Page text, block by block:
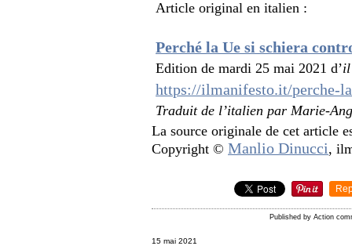
Article original en italien :
Perché la Ue si schiera
Edition de mardi 25 mai 2021 d’il
https://ilmanifesto.it/perche-
Traduit de l’italien par Marie-
La source originale de cet article
Copyright ©Manlio Dinucci,
Published by Action
15 mai 2021